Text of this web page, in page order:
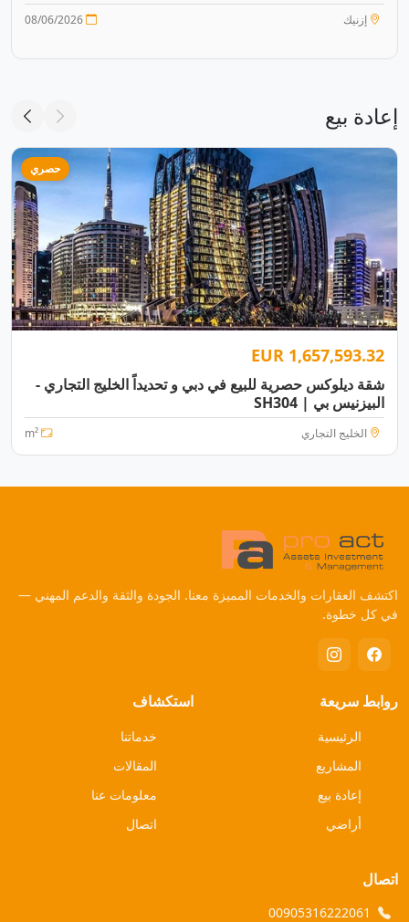
إزنيك
إعادة بيع
حصري
1,657,593.32 EUR
شقة ديلوكس حصرية للبيع في دبي و تحديداً الخليج التجاري -
البيزنيس بي | SH304
الخليج التجاري
اكتشف العقارات والخدمات المميزة معنا. الجودة والثقة والدعم المهني —
في كل خطوة.
روابط سريعة
الرئيسية
المشاريع
إعادة بيع
أراضي
استكشاف
خدماتنا
المقالات
معلومات عنا
اتصال
اتصال
00905316222061